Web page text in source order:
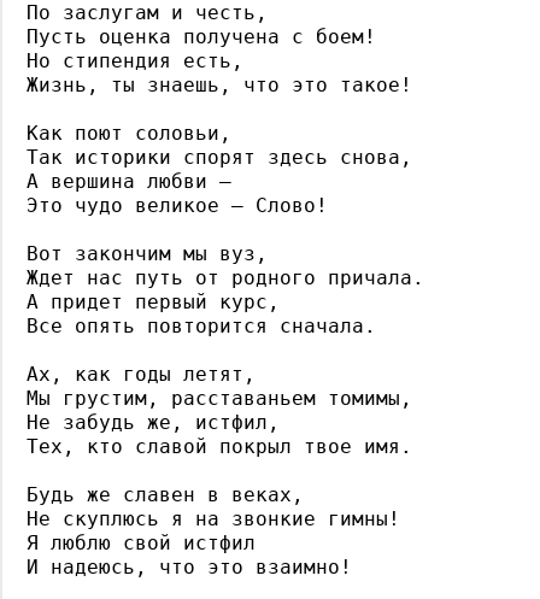
По заслугам и честь,
Пусть оценка получена с боем!
Но стипендия есть,
Жизнь, ты знаешь, что это такое!
Как поют соловьи,
Так историки спорят здесь снова,
А вершина любви —
Это чудо великое — Слово!
Вот закончим мы вуз,
Ждет нас путь от родного причала.
А придет первый курс,
Все опять повторится сначала.
Ах, как годы летят,
Мы грустим, расставаньем томимы,
Не забудь же, истфил,
Тех, кто славой покрыл твое имя.
Будь же славен в веках,
Не скуплюсь я на звонкие гимны!
Я люблю свой истфил
И надеюсь, что это взаимно!